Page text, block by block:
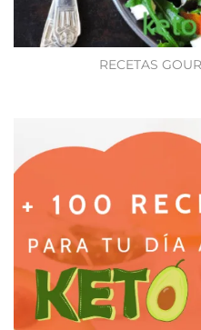
RECETAS